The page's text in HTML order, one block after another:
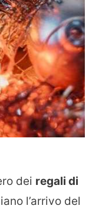
dei regali di
l’arrivo del